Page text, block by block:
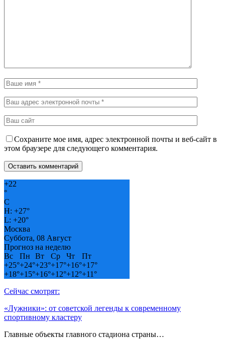
Сохраните мое имя, адрес электронной почты и веб-сайт в
этом браузере для следующего комментария.
+22
°
C
H: +27°
L: +20°
Москва
Суббота, 08 Август
Прогноз на неделю
Вс
Пн Вт Ср Чт
Пт
+25°+24°+23°+17°+16°+17°
+18°+15°+16°+12°+12°+11°
Сейчас смотрят:
«Лужники»: от советской легенды к современному
спортивному кластеру
Главные объекты главного стадиона страны…